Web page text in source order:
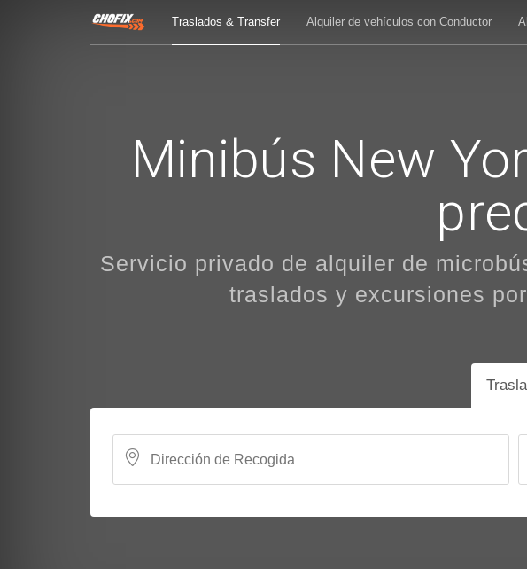
Traslados & Transfer Alquiler de vehículos con Conductor
Minibús New
Servicio privado de alquiler de
traslados y excursiones